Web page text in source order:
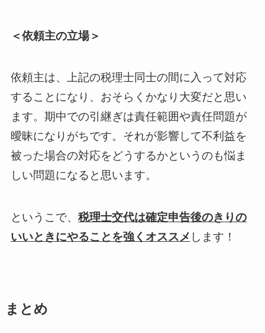
＜依頼主の立場＞
依頼主は、上記の税理士同士の間に入って対応
することになり、おそらくかなり大変だと思い
ます。期中での引継ぎは責任範囲や責任問題が
曖昧になりがちです。それが影響して不利益を
被った場合の対応をどうするかというのも悩ま
しい問題になると思います。
というこで、 税理士交代は確定申告後のきりの
いいときにやることを強くオススメ します！
まとめ